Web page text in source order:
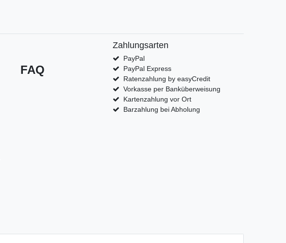
FAQ
Zahlungsarten
PayPal
PayPal Express
Ratenzahlung by easyCredit
Vorkasse per Banküberweisung
Kartenzahlung vor Ort
Barzahlung bei Abholung